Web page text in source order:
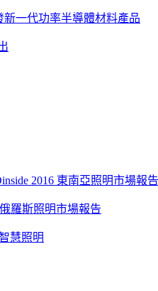
一代功率半導體材料產品
2016 東南亞照明市場報告
俄羅斯照明市場報告
慧照明